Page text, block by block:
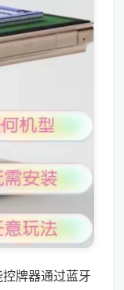
牌器通过蓝牙